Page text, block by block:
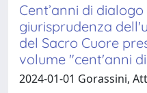
Cent’anni di
giurisprudenza
del Sacro Cuore
volume "cent'anni
2024-01-01 Gorassini,